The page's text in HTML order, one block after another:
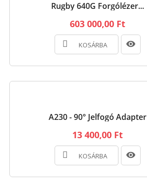
Rugby 640G Forgólézer...
603 000,00 Ft
KOSÁRBA
A230 - 90° Jelfogó Adapter
13 400,00 Ft
KOSÁRBA